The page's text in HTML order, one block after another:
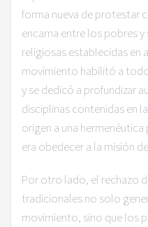
forma nueva de protestar
encarna entre los pobres y
religiosas establecidas en
movimiento habilitó a
y se dedicó a profundizar
disciplinas contenidas en
origen a una
era obedecer a la misión
Por otro lado, el rechazo
tradicionales no solo
movimiento, sino que los